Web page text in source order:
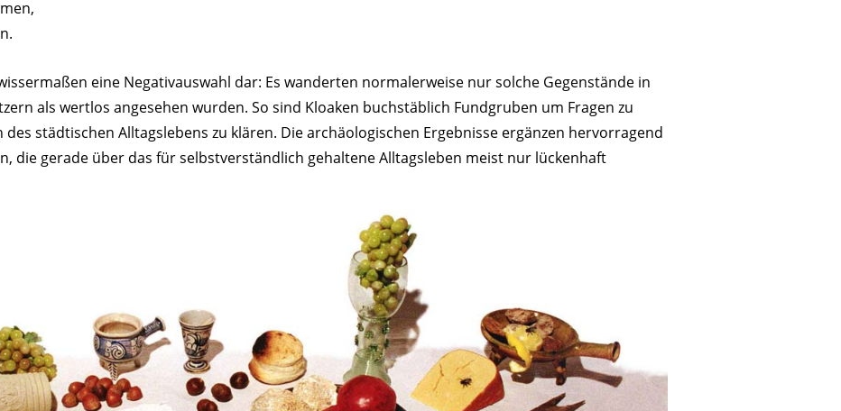
eine Negativauswahl dar: Es wanderten normalerweise nur solche Gegenstände in
als wertlos angesehen wurden. So sind Kloaken buchstäblich Fundgruben um Fragen zu
städtischen Alltagslebens zu klären. Die archäologischen Ergebnisse ergänzen hervorragend
die gerade über das für selbstverständlich gehaltene Alltagsleben meist nur lückenhaft